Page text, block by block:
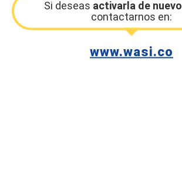
Si deseas activarla de nuevo
contactarnos en:
www.wasi.co